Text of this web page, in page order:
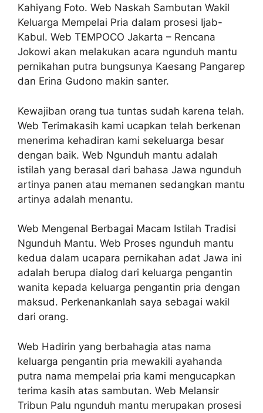
Kahiyang Foto. Web Naskah Sambutan Wakil
Keluarga Mempelai Pria dalam prosesi Ijab-
Kabul. Web TEMPOCO Jakarta – Rencana
Jokowi akan melakukan acara ngunduh mantu
pernikahan putra bungsunya Kaesang Pangarep
dan Erina Gudono makin santer.
Kewajiban orang tua tuntas sudah karena telah.
Web Terimakasih kami ucapkan telah berkenan
menerima kehadiran kami sekeluarga besar
dengan baik. Web Ngunduh mantu adalah
istilah yang berasal dari bahasa Jawa ngunduh
artinya panen atau memanen sedangkan mantu
artinya adalah menantu.
Web Mengenal Berbagai Macam Istilah Tradisi
Ngunduh Mantu. Web Proses ngunduh mantu
kedua dalam ucapara pernikahan adat Jawa ini
adalah berupa dialog dari keluarga pengantin
wanita kepada keluarga pengantin pria dengan
maksud. Perkenankanlah saya sebagai wakil
dari orang.
Web Hadirin yang berbahagia atas nama
keluarga pengantin pria mewakili ayahanda
putra nama mempelai pria kami mengucapkan
terima kasih atas sambutan. Web Melansir
Tribun Palu ngunduh mantu merupakan prosesi